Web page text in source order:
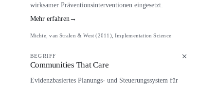
wirksamer Präventionsinterventionen eingesetzt.
Mehr erfahren →
Michie, van Stralen & West (2011), Implementation Science
BEGRIFF
Communities That Care
Evidenzbasiertes Planungs- und Steuerungssystem für